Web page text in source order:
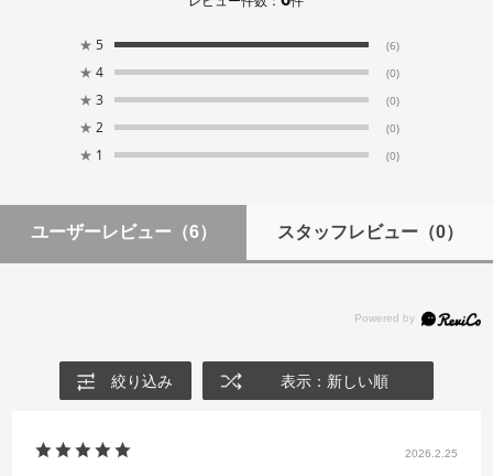
★ 5 (6)
★ 4 (0)
★ 3 (0)
★ 2 (0)
★ 1 (0)
ユーザーレビュー （6） スタッフレビュー（0）
絞り込み 表示：新しい順
2026.2.25